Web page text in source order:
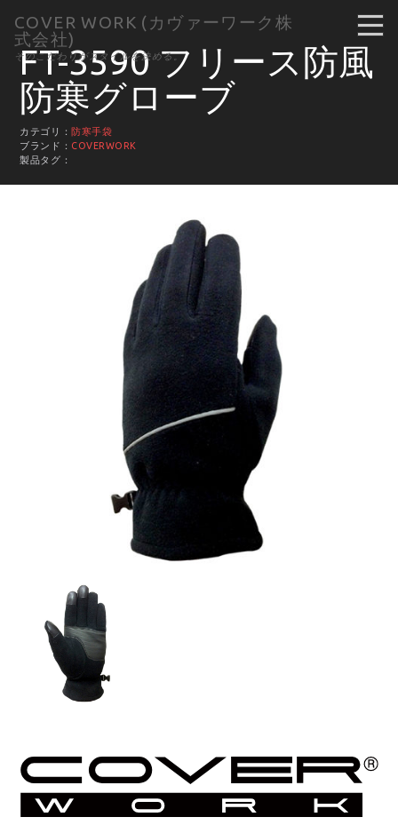
COVER WORK (カヴァーワーク株
式会社)
そのこだわりがスタイルを決める。
FT-3590 フリース防風
防寒グローブ
カテゴリ：防寒手袋
ブランド： COVERWORK
製品タグ：